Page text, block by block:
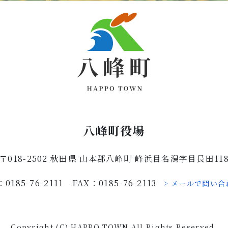
八峰町役場
018-2502 秋田県 山本郡八峰町 峰浜目名潟字目長田118
0185-76-2111 FAX：0185-76-2113 > メールで問い合